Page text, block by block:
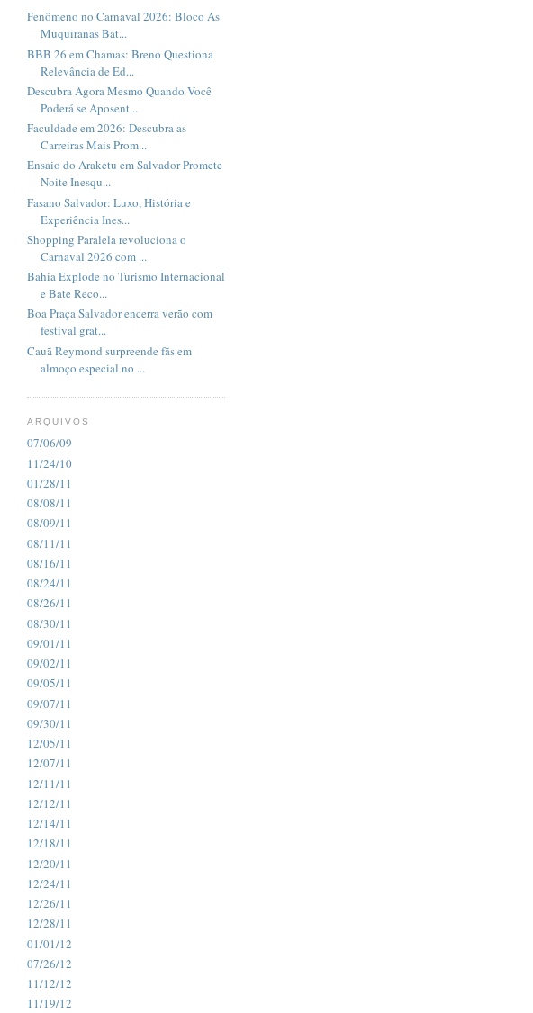
Fenômeno no Carnaval 2026: Bloco As
Muquiranas Bat...
BBB 26 em Chamas: Breno Questiona
Relevância de Ed...
Descubra Agora Mesmo Quando Você
Poderá se Aposent...
Faculdade em 2026: Descubra as
Carreiras Mais Prom...
Ensaio do Araketu em Salvador Promete
Noite Inesqu...
Fasano Salvador: Luxo, História e
Experiência Ines...
Shopping Paralela revoluciona o
Carnaval 2026 com ...
Bahia Explode no Turismo Internacional
e Bate Reco...
Boa Praça Salvador encerra verão com
festival grat...
Cauã Reymond surpreende fãs em
almoço especial no ...
ARQUIVOS
07/06/09
11/24/10
01/28/11
08/08/11
08/09/11
08/11/11
08/16/11
08/24/11
08/26/11
08/30/11
09/01/11
09/02/11
09/05/11
09/07/11
09/30/11
12/05/11
12/07/11
12/11/11
12/12/11
12/14/11
12/18/11
12/20/11
12/24/11
12/26/11
12/28/11
01/01/12
07/26/12
11/12/12
11/19/12